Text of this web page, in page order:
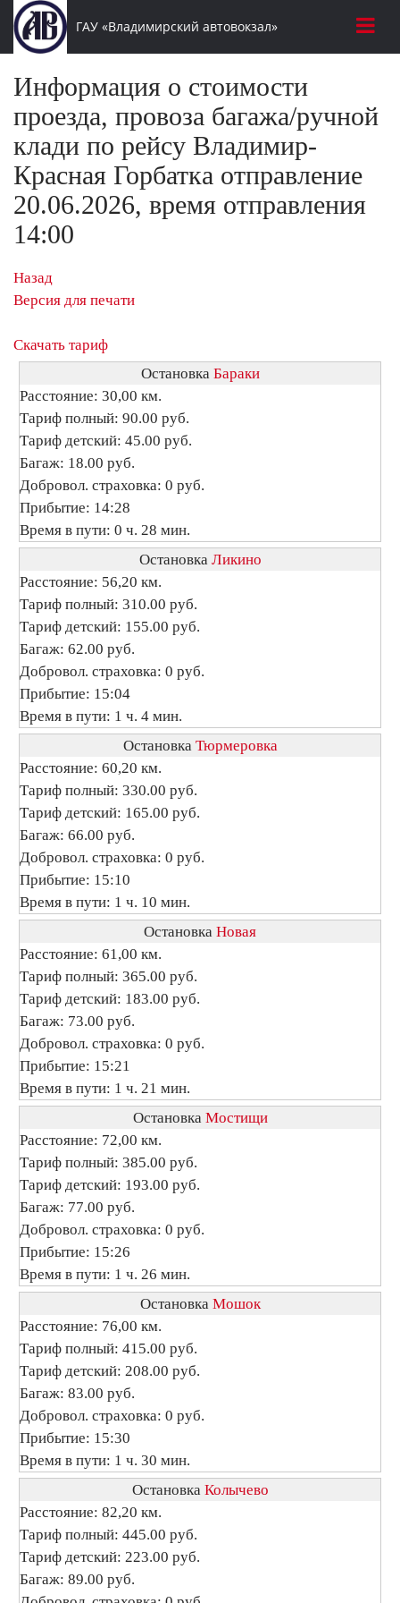
ГАУ «Владимирский автовокзал»
Информация о стоимости
проезда, провоза багажа/ручной
клади по рейсу Владимир-
Красная Горбатка отправление
20.06.2026, время отправления
14:00
Назад
Версия для печати
Скачать тариф
Остановка Бараки
Расстояние: 30,00 км.
Тариф полный: 90.00 руб.
Тариф детский: 45.00 руб.
Багаж: 18.00 руб.
Добровол. страховка: 0 руб.
Прибытие: 14:28
Время в пути: 0 ч. 28 мин.
Остановка Ликино
Расстояние: 56,20 км.
Тариф полный: 310.00 руб.
Тариф детский: 155.00 руб.
Багаж: 62.00 руб.
Добровол. страховка: 0 руб.
Прибытие: 15:04
Время в пути: 1 ч. 4 мин.
Остановка Тюрмеровка
Расстояние: 60,20 км.
Тариф полный: 330.00 руб.
Тариф детский: 165.00 руб.
Багаж: 66.00 руб.
Добровол. страховка: 0 руб.
Прибытие: 15:10
Время в пути: 1 ч. 10 мин.
Остановка Новая
Расстояние: 61,00 км.
Тариф полный: 365.00 руб.
Тариф детский: 183.00 руб.
Багаж: 73.00 руб.
Добровол. страховка: 0 руб.
Прибытие: 15:21
Время в пути: 1 ч. 21 мин.
Остановка Мостищи
Расстояние: 72,00 км.
Тариф полный: 385.00 руб.
Тариф детский: 193.00 руб.
Багаж: 77.00 руб.
Добровол. страховка: 0 руб.
Прибытие: 15:26
Время в пути: 1 ч. 26 мин.
Остановка Мошок
Расстояние: 76,00 км.
Тариф полный: 415.00 руб.
Тариф детский: 208.00 руб.
Багаж: 83.00 руб.
Добровол. страховка: 0 руб.
Прибытие: 15:30
Время в пути: 1 ч. 30 мин.
Остановка Колычево
Расстояние: 82,20 км.
Тариф полный: 445.00 руб.
Тариф детский: 223.00 руб.
Багаж: 89.00 руб.